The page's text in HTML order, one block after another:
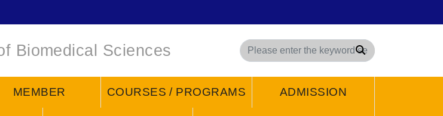
Biomedical Sciences Search
MEMBER COURSES / PROGRAMS ADMISSION